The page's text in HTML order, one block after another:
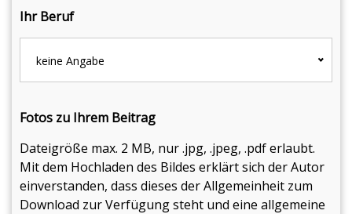
Ihr Beruf
keine Angabe
Fotos zu Ihrem Beitrag
Dateigröße max. 2 MB, nur .jpg, .jpeg, .pdf erlaubt.
Mit dem Hochladen des Bildes erklärt sich der Autor
einverstanden, dass dieses der Allgemeinheit zum
Download zur Verfügung steht und eine allgemeine